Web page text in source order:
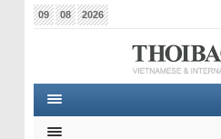
09 08 2026